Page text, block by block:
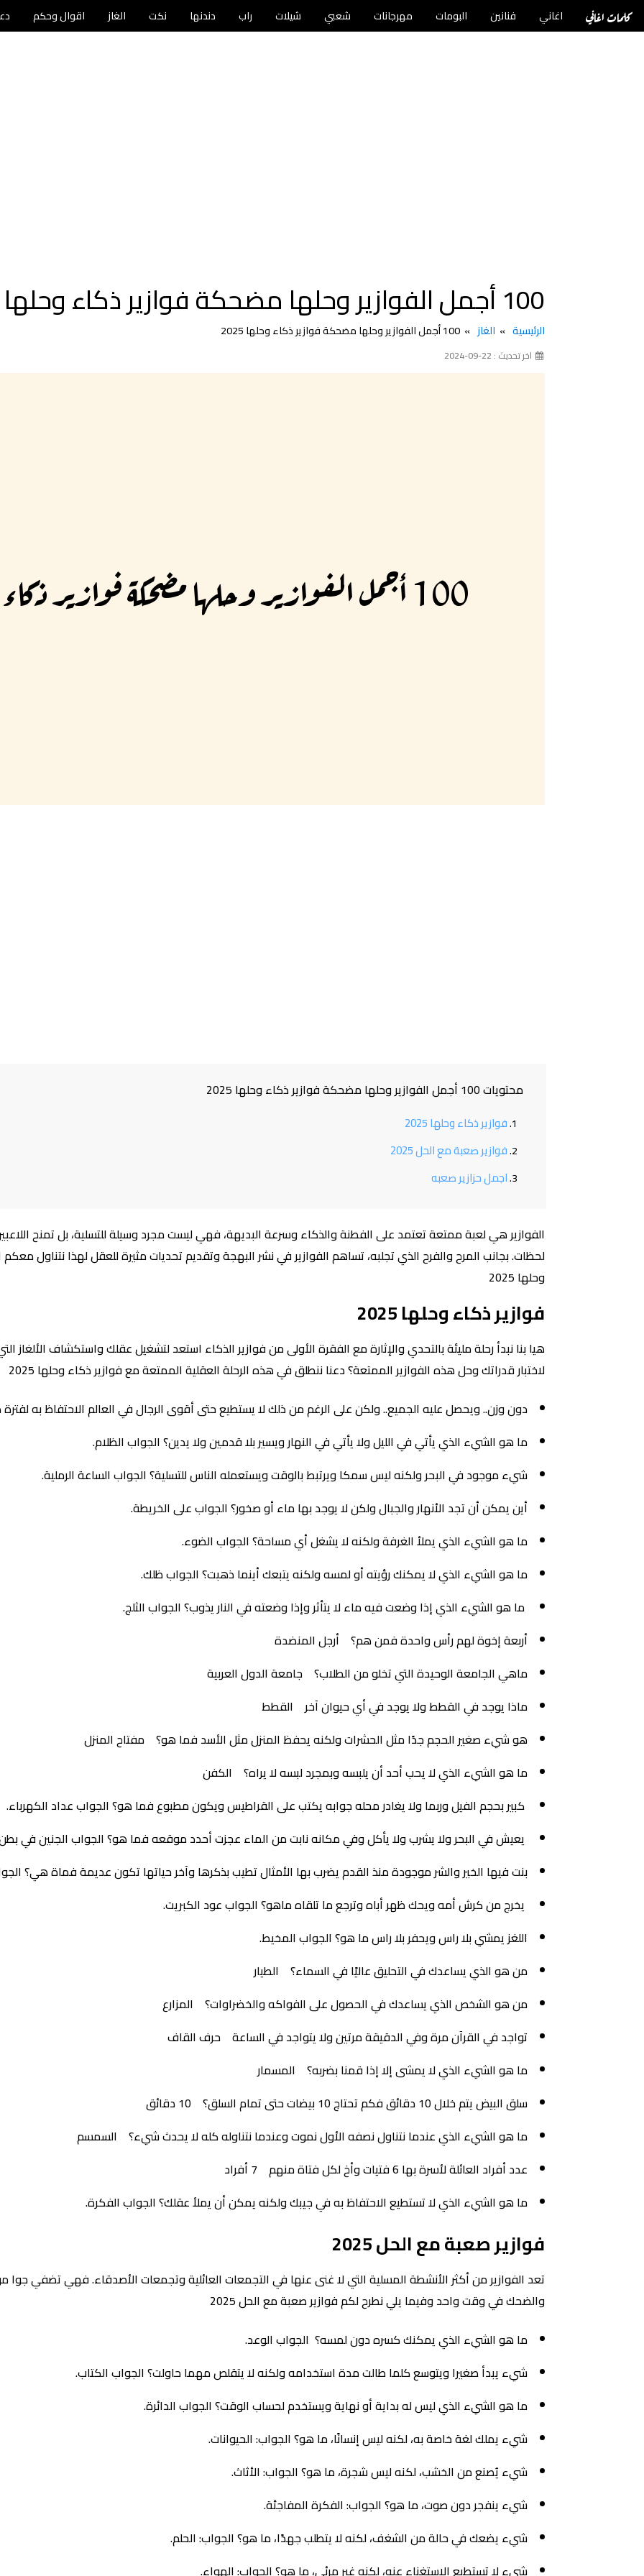
كلمات اغاني اغاني فنانين البومات مهرجانات شعبي شيلات راب دندنها نكت الغاز اقوال وحكم
100 أجمل الفوازير وحلها مضحكة فوازير ذكاء وحلها 2025
الرئيسية الغاز 100 أجمل الفوازير وحلها مضحكة فوازير ذكاء وحلها 2025
اخر تحديث : 22-09-2024
100 أجمل الفوازير وحلها مضحكة فوازير ذكاء وحلها 2025
محتويات 100 أجمل الفوازير وحلها مضحكة فوازير ذكاء وحلها 2025
فوازير ذكاء وحلها 2025
فوازير صعبة مع الحل 2025
اجمل حزازير صعبه
الفوازير هي لعبة ممتعة تعتمد على الفطنة والذكاء وسرعة البديهة، فهي ليست مجرد وسيلة للتسلية، بل تمنح
لحظات. بجانب المرح والفرح الذي تجلبه، تساهم الفوازير في نشر البهجة وتقديم تحديات مثيرة للعقل لهذا نتناول
وحلها 2025
فوازير ذكاء وحلها 2025
هيا بنا نبدأ رحلة مليئة بالتحدي والإثارة مع الفقرة الأولى من فوازير الذكاء استعد لتشغيل عقلك واستكشاف
لاختبار قدراتك وحل هذه الفوازير الممتعة؟ دعنا ننطلق في هذه الرحلة العقلية الممتعة مع فوازير ذكاء وحلها 2025
دون وزن.. ويحصل عليه الجميع.. ولكن على الرغم من ذلك لا يستطيع حتى أقوى الرجال في العالم الاحتفاظ به
ما هو الشيء الذي يأتي في الليل ولا يأتي في النهار ويسير بلا قدمين ولا يدين؟ الجواب الظلام.
شيء موجود في البحر ولكنه ليس سمكا ويرتبط بالوقت ويستعمله الناس للتسلية؟ الجواب الساعة الرملية.
أين يمكن أن تجد الأنهار والجبال ولكن لا يوجد بها ماء أو صخور؟ الجواب على الخريطة.
ما هو الشيء الذي يملأ الغرفة ولكنه لا يشغل أي مساحة؟ الجواب الضوء.
ما هو الشيء الذي لا يمكنك رؤيته أو لمسه ولكنه يتبعك أينما ذهبت؟ الجواب ظلك.
ما هو الشيء الذي إذا وضعت فيه ماء لا يتأثر وإذا وضعته في النار يذوب؟ الجواب الثلج.
أربعة إخوة لهم رأس واحدة فمن هم؟ أرجل المنضدة
ماهي الجامعة الوحيدة التي تخلو من الطلاب؟ جامعة الدول العربية
ماذا يوجد في القطط ولا يوجد في أي حيوان آخر القطط
هو شيء صغير الحجم جدًا مثل الحشرات ولكنه يحفظ المنزل مثل الأسد فما هو؟ مفتاح المنزل
ما هو الشيء الذي لا يحب أحد أن يلبسه وبمجرد لبسه لا يراه؟ الكفن
كبير بحجم الفيل وربما ولا يغادر محله جوابه يكتب على القراطيس ويكون مطبوع فما هو؟ الجواب عداد الكهرباء.
يعيش في البحر ولا يشرب ولا يأكل وفي مكانه نابت من الماء عجزت أحدد موقعه فما هو؟ الجواب الجنين في
بنت فيها الخير والشر موجودة منذ القدم يضرب بها الأمثال تطيب بذكرها وآخر حياتها تكون عديمة فماة هي؟
يخرج من كرش أمه ويحك ظهر أباه وترجع ما تلقاه ماهو؟ الجواب عود الكبريت.
اللغز يمشي بلا راس ويحفر بلا راس ما هو؟ الجواب المخيط.
من هو الذي يساعدك في التحليق عاليًا في السماء؟ الطيار
من هو الشخص الذي يساعدك في الحصول على الفواكه والخضراوات؟ المزارع
تواجد في القرآن مرة وفي الدقيقة مرتين ولا يتواجد في الساعة حرف القاف
ما هو الشيء الذي لا يمشى إلا إذا قمنا بضربه؟ المسمار
سلق البيض يتم خلال 10 دقائق فكم تحتاج 10 بيضات حتى تمام السلق؟ 10 دقائق
ما هو الشيء الذي عندما نتناول نصفه الأول نموت وعندما نتناوله كله لا يحدث شيء؟ السمسم
عدد أفراد العائلة لأسرة بها 6 فتيات وأخ لكل فتاة منهم 7 أفراد
ما هو الشيء الذي لا تستطيع الاحتفاظ به في جيبك ولكنه يمكن أن يملأ عقلك؟ الجواب الفكرة.
فوازير صعبة مع الحل 2025
تعد الفوازير من أكثر الأنشطة المسلية التي لا غنى عنها في التجمعات العائلية وتجمعات الأصدقاء. فهي تضفي
والضحك في وقت واحد وفيما يلي نطرح لكم فوازير صعبة مع الحل 2025
ما هو الشيء الذي يمكنك كسره دون لمسه؟ الجواب الوعد.
شيء يبدأ صغيرا ويتوسع كلما طالت مدة استخدامه ولكنه لا يتقلص مهما حاولت؟ الجواب الكتاب.
ما هو الشيء الذي ليس له بداية أو نهاية ويستخدم لحساب الوقت؟ الجواب الدائرة.
شيء يملك لغة خاصة به، لكنه ليس إنسانًا، ما هو؟ الجواب: الحيوانات.
شيء يُصنع من الخشب، لكنه ليس شجرة، ما هو؟ الجواب: الأثاث.
شيء ينفجر دون صوت، ما هو؟ الجواب: الفكرة المفاجئة.
شيء يضعك في حالة من الشغف، لكنه لا يتطلب جهدًا، ما هو؟ الجواب: الحلم.
شيء لا تستطيع الاستغناء عنه، لكنه غير مرئي، ما هو؟ الجواب: الهواء.